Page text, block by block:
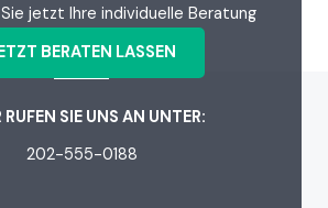
jetzt Ihre individuelle Beratung
BERATEN LASSEN
RUFEN SIE UNS AN UNTER:
202-555-0188